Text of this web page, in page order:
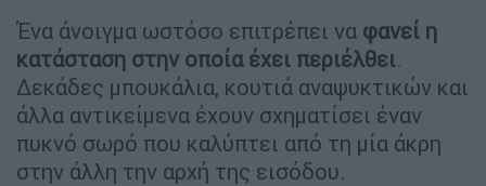
Ένα άνοιγμα ωστόσο επιτρέπει να φανεί η
κατάσταση στην οποία έχει περιέλθει.
Δεκάδες μπουκάλια, κουτιά αναψυκτικών και
άλλα αντικείμενα έχουν σχηματίσει έναν
πυκνό σωρό που καλύπτει από τη μία άκρη
στην άλλη την αρχή της εισόδου.